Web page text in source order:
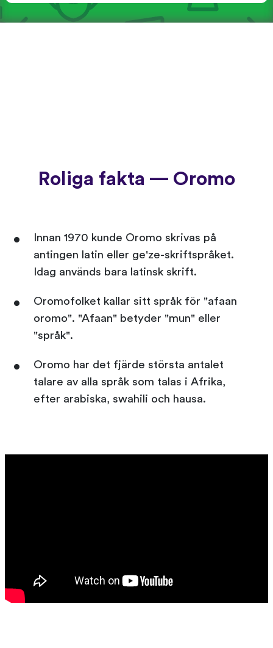
Roliga fakta — Oromo
Innan 1970 kunde Oromo skrivas på
antingen latin eller ge'ze-skriftspråket.
Idag används bara latinsk skrift.
Oromofolket kallar sitt språk för "afaan
oromo". "Afaan" betyder "mun" eller
"språk".
Oromo har det fjärde största antalet
talare av alla språk som talas i Afrika,
efter arabiska, swahili och hausa.